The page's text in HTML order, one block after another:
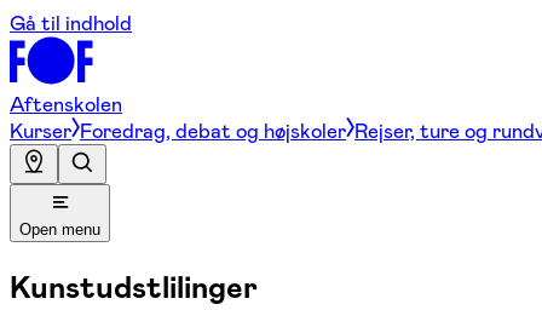
Gå til indhold
Aftenskolen
Kurser Foredrag, debat og højskoler Rejser, ture og
Open menu
Kunstudstlilinger